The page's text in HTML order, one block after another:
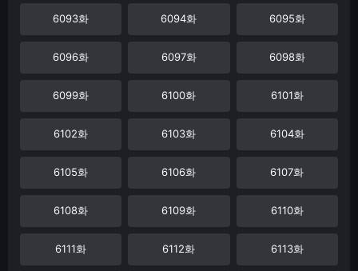
6093화 6094화 6095화
6096화 6097화 6098화
6099화 6100화 6101화
6102화 6103화 6104화
6105화 6106화 6107화
6108화 6109화 6110화
6111화 6112화 6113화